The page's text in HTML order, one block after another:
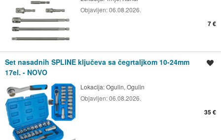
Objavljen:06.08.2026.
7 €
Set nasadnih SPLINE ključeva sa čegrtaljkom 10-24mm
17el. - NOVO
Lokacija:Ogulin, Ogulin
Objavljen:06.08.2026.
35 €